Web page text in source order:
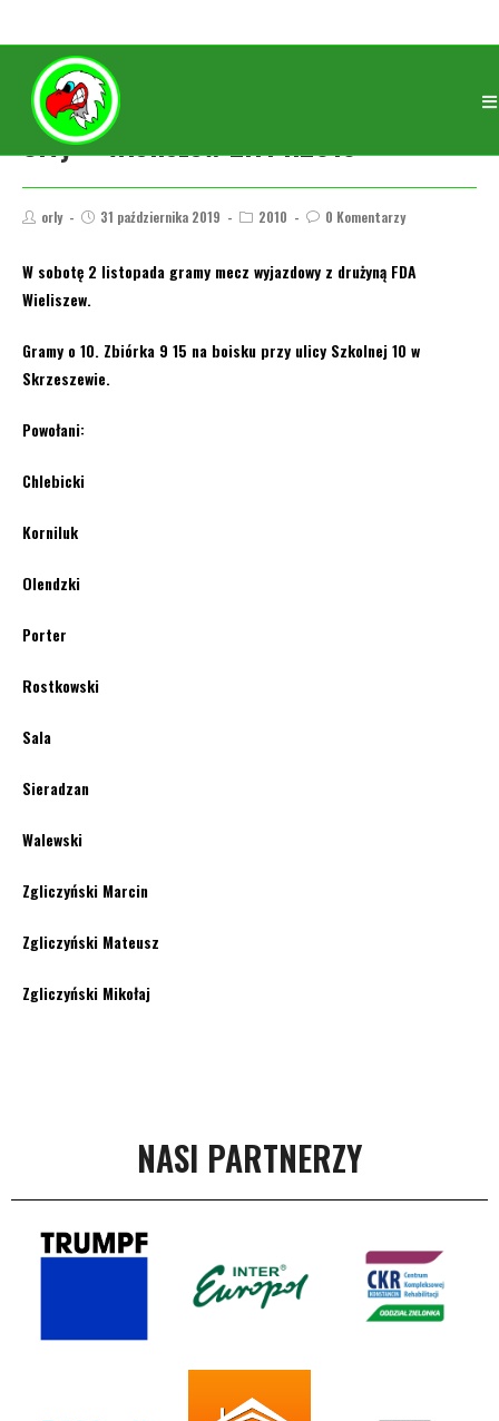
Orły – Wieliszew 2.11 r.2010
orly 31 października 2019 2010 0 Komentarzy
W sobotę 2 listopada gramy mecz wyjazdowy z drużyną FDA
Wieliszew.
Gramy o 10. Zbiórka 9 15 na boisku przy ulicy Szkolnej 10 w
Skrzeszewie.
Powołani:
Chlebicki
Korniluk
Olendzki
Porter
Rostkowski
Sala
Sieradzan
Walewski
Zgliczyński Marcin
Zgliczyński Mateusz
Zgliczyński Mikołaj
NASI PARTNERZY